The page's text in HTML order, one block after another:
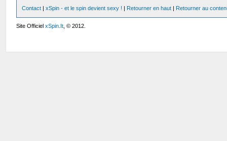
Contact |xSpin - et le spin devient sexy ! | Retourner en haut | Retourner au
Site OfficielxSpin.It , © 2012.